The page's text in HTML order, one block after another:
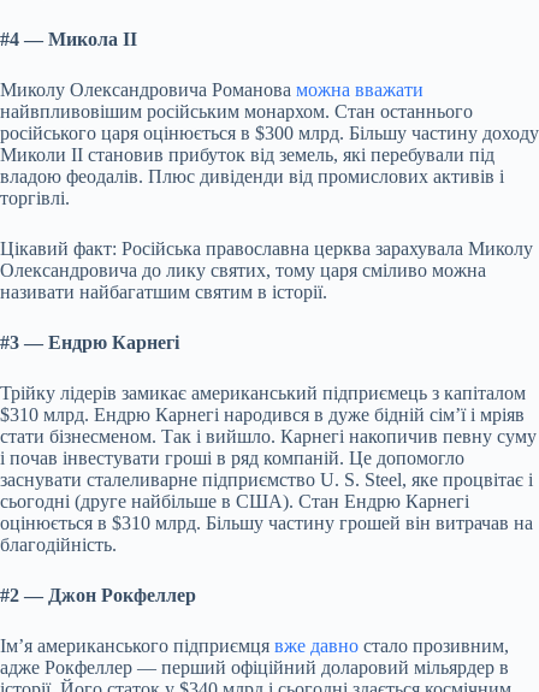
#4 — Микола II
Миколу Олександровича Романова можна вважати
найвпливовішим російським монархом. Стан останнього
російського царя оцінюється в $300 млрд. Більшу частину доходу
Миколи II становив прибуток від земель, які перебували під
владою феодалів. Плюс дивіденди від промислових активів і
торгівлі.
Цікавий факт: Російська православна церква зарахувала Миколу
Олександровича до лику святих, тому царя сміливо можна
називати найбагатшим святим в історії.
#3 — Ендрю Карнегі
Трійку лідерів замикає американський підприємець з капіталом
$310 млрд. Ендрю Карнегі народився в дуже бідній сім’ї і мріяв
стати бізнесменом. Так і вийшло. Карнегі накопичив певну суму
і почав інвестувати гроші в ряд компаній. Це допомогло
заснувати сталеливарне підприємство U. S. Steel, яке процвітає і
сьогодні (друге найбільше в США). Стан Ендрю Карнегі
оцінюється в $310 млрд. Більшу частину грошей він витрачав на
благодійність.
#2 — Джон Рокфеллер
Ім’я американського підприємця вже давно стало прозивним,
адже Рокфеллер — перший офіційний доларовий мільярдер в